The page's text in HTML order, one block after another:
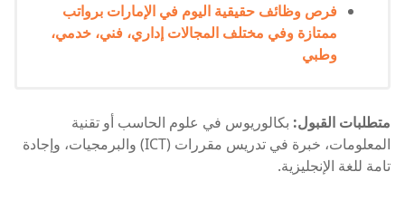
فرص وظائف حقيقية اليوم في الإمارات برواتب
ممتازة وفي مختلف المجالات إداري، فني، خدمي،
وطبي
متطلبات القبول: بكالوريوس في علوم الحاسب أو تقنية
المعلومات، خبرة في تدريس مقررات (ICT) والبرمجيات، وإجادة
تامة للغة الإنجليزية.